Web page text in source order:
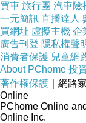
上一篇：季節性
下一篇：讀妳
買車 旅行團 汽車險
一元簡訊 直播達人
買網址 虛擬主機 企
廣告刊登 隱私權聲
消費者保護 兒童網
About PChome 投
著作權保護 ｜網路
Online
PChome Online
Online Inc.